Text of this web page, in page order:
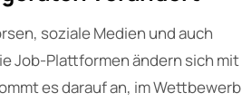
soziale Medien und auch
Job-Plattformen ändern sich mit
es darauf an, im Wettbewerb